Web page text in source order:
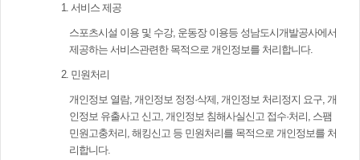
1. 서비스 제공
스포츠시설 이용 및 수강, 운동장 이용등 성남도시개발공사에서
제공하는 서비스관련한 목적으로 개인정보를 처리합니다.
2. 민원처리
개인정보 열람, 개인정보 정정·삭제, 개인정보 처리정지 요구, 개
인정보 유출사고 신고, 개인정보 침해사실신고 접수·처리, 스팸
민원고충처리, 해킹신고 등 민원처리를 목적으로 개인정보를 처
리합니다.